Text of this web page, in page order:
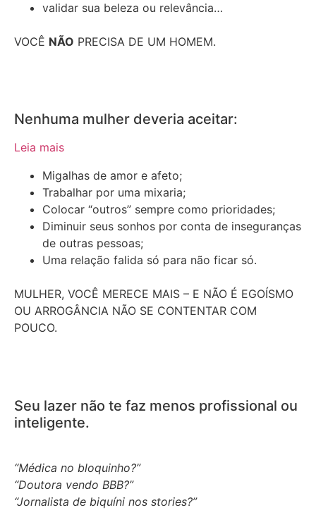
validar sua beleza ou relevância…
VOCÊ NÃO PRECISA DE UM HOMEM.
Nenhuma mulher deveria aceitar:
Leia mais
Migalhas de amor e afeto;
Trabalhar por uma mixaria;
Colocar “outros” sempre como prioridades;
Diminuir seus sonhos por conta de inseguranças
de outras pessoas;
Uma relação falida só para não ficar só.
MULHER, VOCÊ MERECE MAIS – E NÃO É EGOÍSMO
OU ARROGÂNCIA NÃO SE CONTENTAR COM
POUCO.
Seu lazer não te faz menos profissional ou
inteligente.
“Médica no bloquinho?”
“Doutora vendo BBB?”
“Jornalista de biquíni nos stories?”